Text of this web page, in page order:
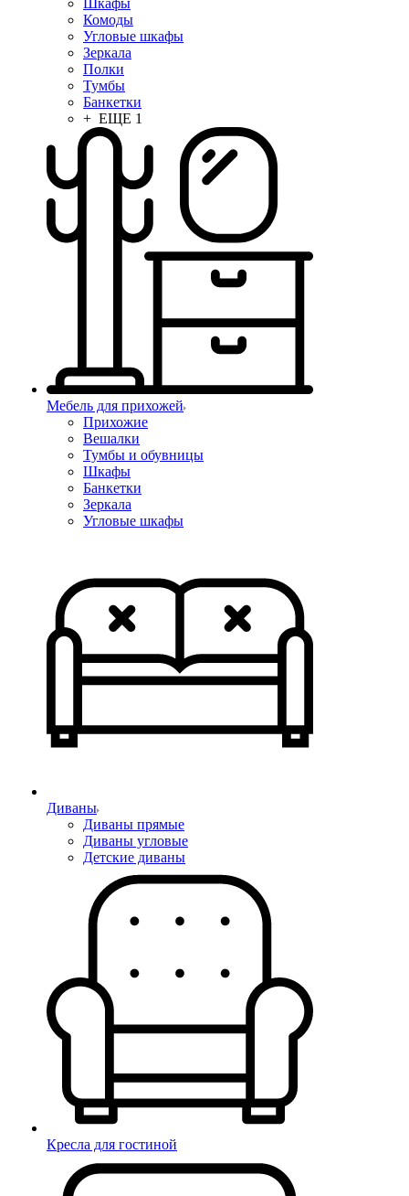
Шкафы
Комоды
Угловые шкафы
Зеркала
Полки
Тумбы
Банкетки
+ ЕЩЕ 1
Мебель для прихожей
Прихожие
Вешалки
Тумбы и обувницы
Шкафы
Банкетки
Зеркала
Угловые шкафы
Диваны
Диваны прямые
Диваны угловые
Детские диваны
Кресла для гостиной